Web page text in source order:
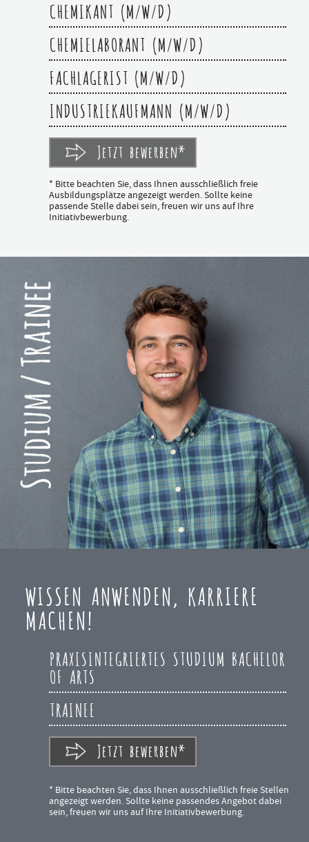
CHEMIKANT (M/W/D)
CHEMIELABORANT (M/W/D)
FACHLAGERIST (M/W/D)
INDUSTRIEKAUFMANN (M/W/D)
Jetzt bewerben*
* Bitte beachten Sie, dass Ihnen ausschließlich freie
Ausbildungsplätze angezeigt werden. Sollte keine
passende Stelle dabei sein, freuen wir uns auf Ihre
Initiativbewerbung.
WISSEN ANWENDEN, KARRIERE
MACHEN!
PRAXISINTEGRIERTES STUDIUM BACHELOR
OF ARTS
TRAINEE
Jetzt bewerben*
* Bitte beachten Sie, dass Ihnen ausschließlich freie Stellen
angezeigt werden. Sollte keine passendes Angebot dabei
sein, freuen wir uns auf Ihre Initiativbewerbung.